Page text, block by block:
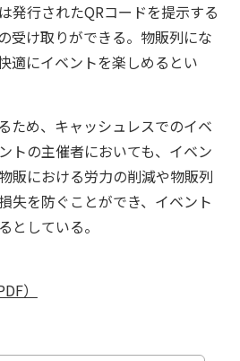
発行されたQRコードを提示する
受け取りができる。物販列にな
適にイベントを楽しめるとい
ため、キャッシュレスでのイベ
トの主催者においても、イベン
販における労力の削減や物販列
失を防ぐことができ、イベント
としている。
）